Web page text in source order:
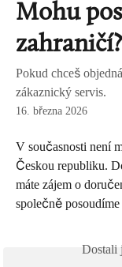
Mohu
zahraničí?
Pokud chceš
zákaznický servis.
16. března 2026
V současnosti není
Českou republiku.
máte zájem o
společně
Dostali